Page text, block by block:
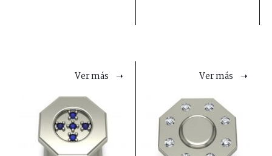
Ver más ➝ Ver más ➝